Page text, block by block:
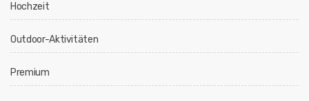
Hochzeit
Outdoor-Aktivitäten
Premium